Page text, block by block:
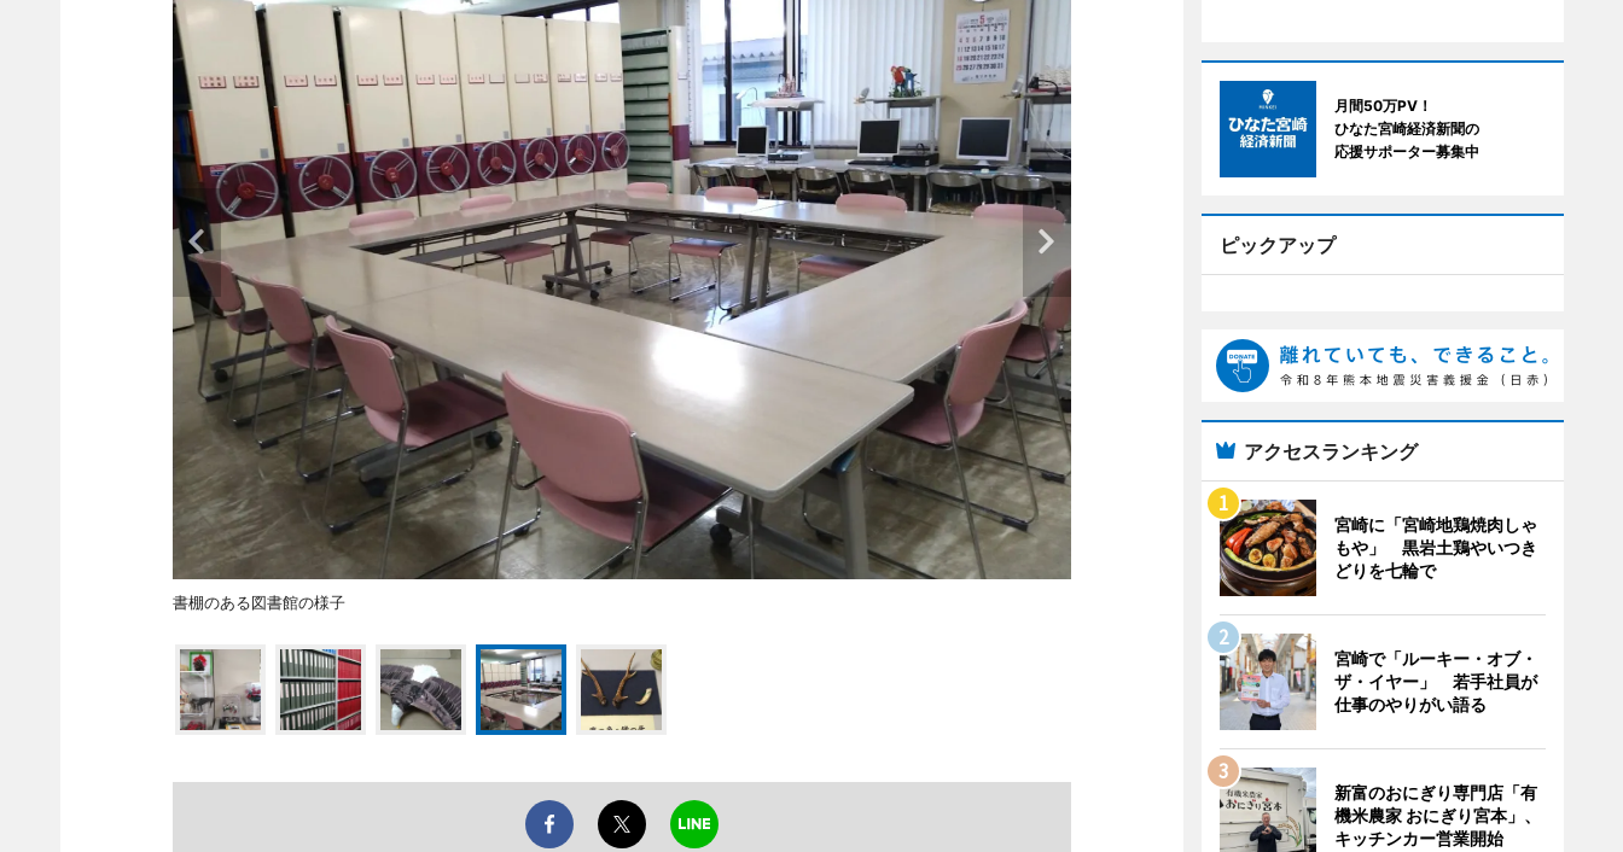
書棚のある図書館の様子
月間50万PV！
ひなた宮崎経済新聞の
応援サポーター募集中
ピックアップ
アクセスランキング
宮崎に「宮崎地鶏焼肉しゃ
もや」 黒岩土鶏やいつき
どりを七輪で
宮崎で「ルーキー・オブ・
ザ・イヤー」 若手社員が
仕事のやりがい語る
新富のおにぎり専門店「有
機米農家 おにぎり宮本」、
キッチンカー営業開始